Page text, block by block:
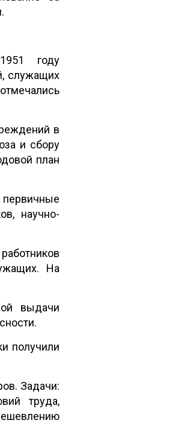
году
служащих
в
и сбору
план
первичные
научно-
На
выдачи
получили
Задачи:
труда,